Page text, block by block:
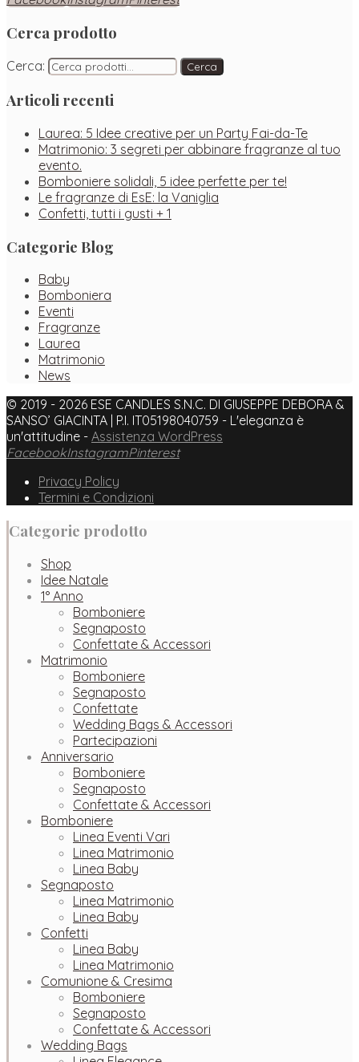
Cerca prodotto
Cerca: Cerca
Articoli recenti
Laurea: 5 Idee creative per un Party Fai-da-Te
Matrimonio: 3 segreti per abbinare fragranze al tuo
evento.
Bomboniere solidali, 5 idee perfette per te!
Le fragranze di EsE: la Vaniglia
Confetti, tutti i gusti + 1
Categorie Blog
Baby
Bomboniera
Eventi
Fragranze
Laurea
Matrimonio
News
© 2019 - 2026 ESE CANDLES S.N.C. DI GIUSEPPE DEBORA &
SANSO’ GIACINTA | P.I. IT05198040759 - L'eleganza è
un'attitudine - Assistenza WordPress
FacebookInstagramPinterest
Privacy Policy
Termini e Condizioni
Categorie prodotto
Shop
Idee Natale
1° Anno
Bomboniere
Segnaposto
Confettate & Accessori
Matrimonio
Bomboniere
Segnaposto
Confettate
Wedding Bags & Accessori
Partecipazioni
Anniversario
Bomboniere
Segnaposto
Confettate & Accessori
Bomboniere
Linea Eventi Vari
Linea Matrimonio
Linea Baby
Segnaposto
Linea Matrimonio
Linea Baby
Confetti
Linea Baby
Linea Matrimonio
Comunione & Cresima
Bomboniere
Segnaposto
Confettate & Accessori
Wedding Bags